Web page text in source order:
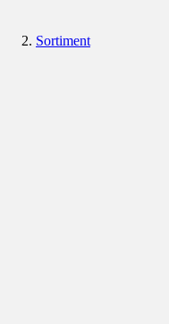
Sortiment